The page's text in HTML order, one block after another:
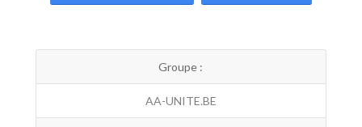
Groupe :
AA-UNITE.BE